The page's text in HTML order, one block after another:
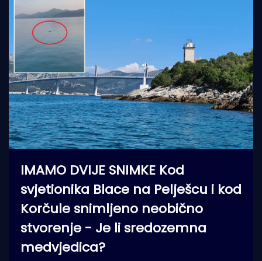
IMAMO DVIJE SNIMKE Kod
svjetionika Blace na Pelješcu i kod
Korčule snimljeno neobično
stvorenje - Je li sredozemna
medvjedica?